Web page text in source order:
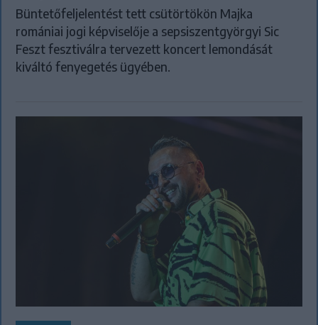
Büntetőfeljelentést tett csütörtökön Majka
romániai jogi képviselője a sepsiszentgyörgyi Sic
Feszt fesztiválra tervezett koncert lemondását
kiváltó fenyegetés ügyében.